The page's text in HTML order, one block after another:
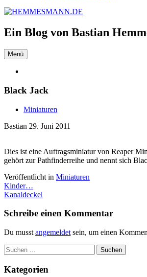
Ein Blog von Bastian
Menü
Black Jack
Miniaturen
Bastian 29. Juni 2011
Dies ist eine Auftragsminiatur von Reaper
gehört zur Pathfinderreihe und nennt sich
Veröffentlicht in Miniaturen
Artikel-
Navigation
Kinder…
Kanaldeckel
Schreibe einen Kommentar
Du musst angemeldet sein, um einen
Suchen
nach:
Kategorien